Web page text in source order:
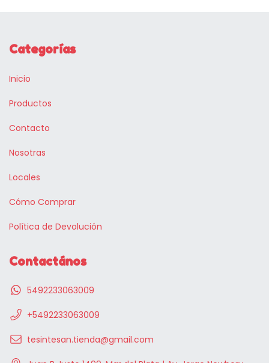
Categorías
Inicio
Productos
Contacto
Nosotras
Locales
Cómo Comprar
Política de Devolución
Contactános
5492233063009
+5492233063009
tesintesan.tienda@gmail.com